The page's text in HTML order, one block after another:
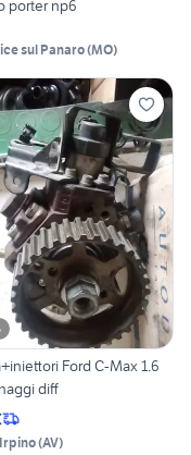
porter np6
sul Panaro(MO)
Ford C-Max 1.6
diff
(AV)